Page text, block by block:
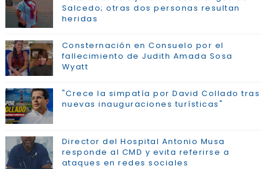
Salcedo; otras dos personas resultan
heridas
Consternación en Consuelo por el
fallecimiento de Judith Amada Sosa
Wyatt
"Crece la simpatía por David Collado tras
nuevas inauguraciones turísticas"
Director del Hospital Antonio Musa
responde al CMD y evita referirse a
ataques en redes sociales